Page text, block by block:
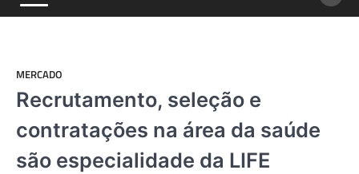
MERCADO
Recrutamento, seleção e
contratações na área da saúde
são especialidade da LIFE